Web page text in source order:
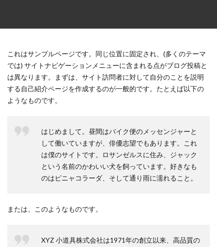
これはサンプルページです。同じ位置に固定され、(多くのテーマ
では) サイトナビゲーションメニューに含まれる点がブログ投稿と
は異なります。まずは、サイト訪問者に対して自分のことを説明
する自己紹介ページを作成するのが一般的です。たとえば以下の
ようなものです。
はじめまして。昼間はバイク便のメッセンジャーと
して働いていますが、俳優志望でもあります。これ
は僕のサイトです。ロサンゼルスに住み、ジャック
という名前のかわいい犬を飼っています。好きなも
のはピニャコラーダ、そして通り雨に濡れること。
または、このようなものです。
XYZ 小道具株式会社は1971年の創立以来、高品質の